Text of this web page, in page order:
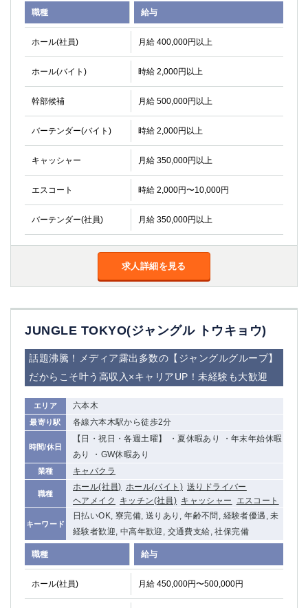
職種 給与
ホール(社員) 月給 400,000円以上
ホール(バイト) 時給 2,000円以上
幹部候補 月給 500,000円以上
バーテンダー(バイト) 時給 2,000円以上
キャッシャー 月給 350,000円以上
エスコート 時給 2,000円〜10,000円
バーテンダー(社員) 月給 350,000円以上
求人詳細を見る
JUNGLE TOKYO(ジャングル トウキョウ)
話題沸騰！メディア露出多数の【ジャングルグループ】
だからこそ叶う高収入×キャリアUP！未経験も大歓迎
エリア 六本木
最寄り駅 各線六本木駅から徒歩2分
時間/休日
【日・祝日・各週土曜】 ・夏休暇あり ・年末年始休暇
あり ・GW休暇あり
業種 キャバクラ
職種
ホール(社員) ホール(バイト) 送りドライバー
ヘアメイク
キッチン(社員) キャッシャー エスコート
キーワード
日払いOK, 寮完備, 送りあり, 年齢不問, 経験者優遇, 未
経験者歓迎, 中高年歓迎, 交通費支給, 社保完備
職種 給与
ホール(社員) 月給 450,000円〜500,000円